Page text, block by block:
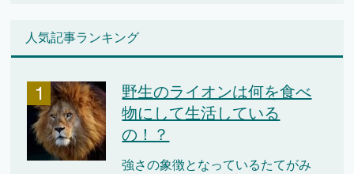
人気記事ランキング
野生のライオンは何を食べ
物にして生活している
の！？
強さの象徴となっているたてがみ